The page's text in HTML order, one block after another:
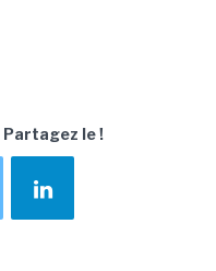
Partagez le !